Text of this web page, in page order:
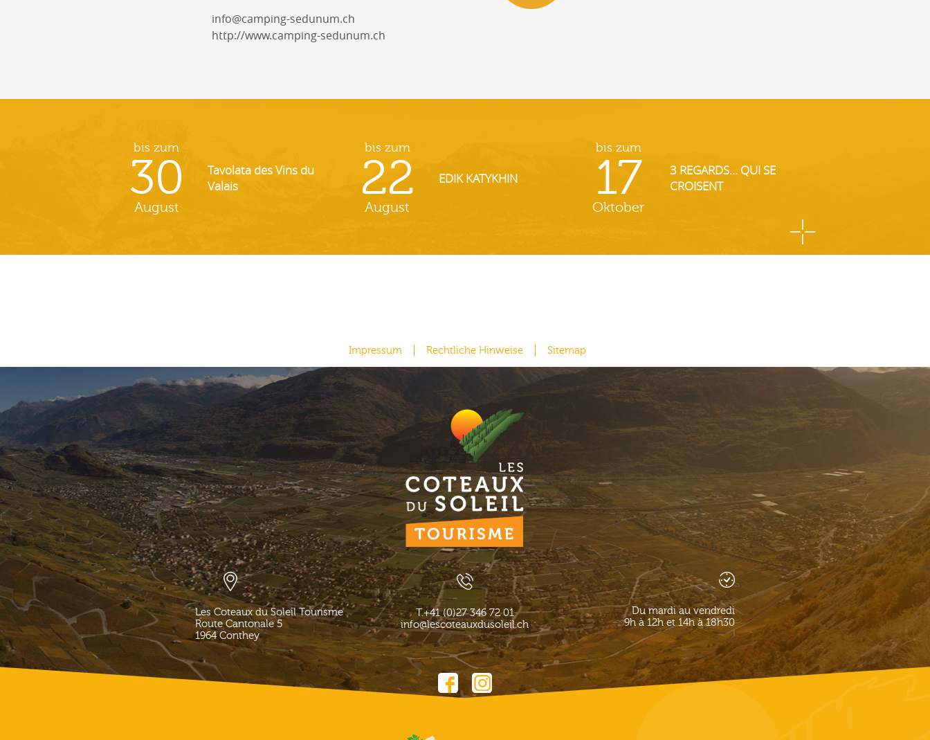
info@camping-sedunum.ch
http://www.camping-sedunum.ch
bis zum
30
August
Tavolata des Vins du
Valais
bis zum
22
August
EDIK KATYKHIN
bis zum
17
Oktober
3 REGARDS... QUI SE
CROISENT
Impressum Rechtliche Hinweise Sitemap
Les Coteaux du Soleil Tourisme
Route Cantonale 5
1964 Conthey
T.+41 (0)27 346 72 01
info@lescoteauxdusoleil.ch
Du mardi au vendredi
9h à 12h et 14h à 18h30